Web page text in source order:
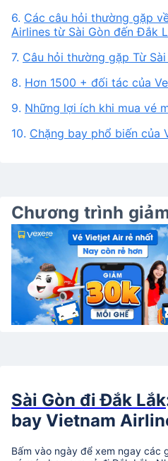
6. Các câu hỏi thường gặp
Airlines từ Sài Gòn đến Đắk
7. Câu hỏi thường gặp Từ
8. Hơn 1500 + đối tác của
9. Những lợi ích khi mua vé
10. Chặng bay phổ biến của
Chương trình
Sài Gòn đi Đắk Lắk
bay Vietnam
Bấm vào ngày để xem ngay các